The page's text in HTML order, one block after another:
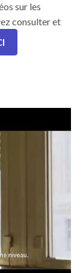
sur les
consulter et